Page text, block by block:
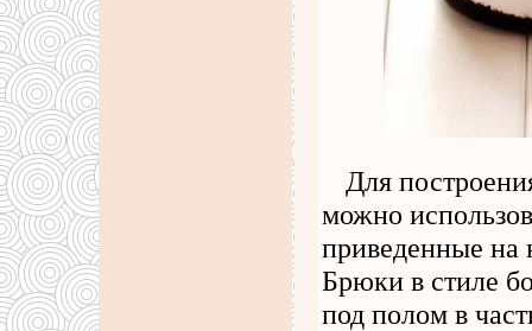
Для
можно
приведенные на
Брюки в стиле
под полом в